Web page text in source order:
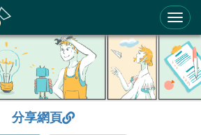
育才輔助系統
分享網頁